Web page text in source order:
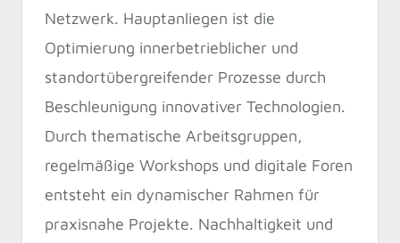
Netzwerk. Hauptanliegen ist die
Optimierung innerbetrieblicher und
standortübergreifender Prozesse durch
Beschleunigung innovativer Technologien.
Durch thematische Arbeitsgruppen,
regelmäßige Workshops und digitale Foren
entsteht ein dynamischer Rahmen für
praxisnahe Projekte. Nachhaltigkeit und